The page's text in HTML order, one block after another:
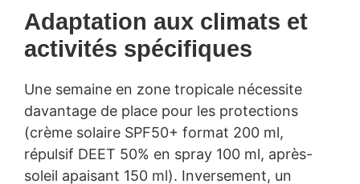
Adaptation aux climats et
activités spécifiques
Une semaine en zone tropicale nécessite
davantage de place pour les protections
(crème solaire SPF50+ format 200 ml,
répulsif DEET 50% en spray 100 ml, après-
soleil apaisant 150 ml). Inversement, un